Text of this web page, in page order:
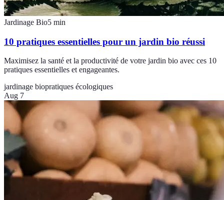
Jardinage Bio5 min
10 pratiques essentielles pour un jardin bio réussi
Maximisez la santé et la productivité de votre jardin bio avec ces 10
pratiques essentielles et engageantes.
jardinage biopratiques écologiques
Aug 7